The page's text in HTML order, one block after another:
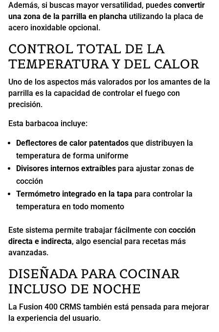
Además, si buscas mayor versatilidad, puedes convertir
una zona de la parrilla en plancha utilizando la placa de
acero inoxidable opcional.
CONTROL TOTAL DE LA
TEMPERATURA Y DEL CALOR
Uno de los aspectos más valorados por los amantes de la
parrilla es la capacidad de controlar el fuego con
precisión.
Esta barbacoa incluye:
Deflectores de calor patentadosque distribuyen la
temperatura de forma uniforme
Divisores internos extraíblespara ajustar zonas de
cocción
Termómetro integrado en la tapa para controlar la
temperatura en todo momento
Este sistema permite trabajar fácilmente con cocción
directa e indirecta, algo esencial para recetas más
avanzadas.
DISEÑADA PARA COCINAR
INCLUSO DE NOCHE
La Fusion 400 CRMS también está pensada para mejorar
la experiencia del usuario.